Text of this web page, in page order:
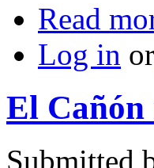
Read
Log in or
El Cañón
Submitted